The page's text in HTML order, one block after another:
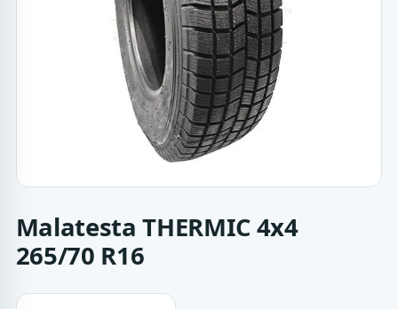
Malatesta THERMIC 4x4
265/70 R16